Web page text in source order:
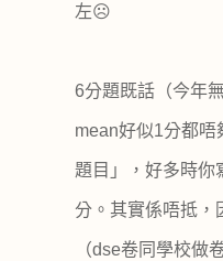
左☹
6分題既話（今年
mean好似1分都唔
題目」，好多時你
分。其實係唔抵，
（dse卷同學校做